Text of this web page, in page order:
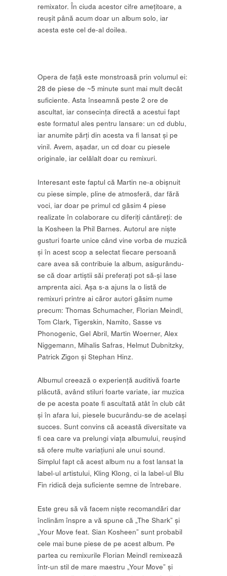
remixator. În ciuda acestor cifre amețitoare, a
reușit până acum doar un album solo, iar
acesta este cel de-al doilea.
Opera de față este monstroasă prin volumul ei:
28 de piese de ~5 minute sunt mai mult decât
suficiente. Asta înseamnă peste 2 ore de
ascultat, iar consecința directă a acestui fapt
este formatul ales pentru lansare: un cd dublu,
iar anumite părți din acesta va fi lansat și pe
vinil. Avem, așadar, un cd doar cu piesele
originale, iar celălalt doar cu remixuri.
Interesant este faptul că Martin ne-a obișnuit
cu piese simple, pline de atmosferă, dar fără
voci, iar doar pe primul cd găsim 4 piese
realizate în colaborare cu diferiți cântăreți: de
la Kosheen la Phil Barnes. Autorul are niște
gusturi foarte unice când vine vorba de muzică
și în acest scop a selectat fiecare persoană
care avea să contribuie la album, asigurându-
se că doar artiștii săi preferați pot să-și lase
amprenta aici. Așa s-a ajuns la o listă de
remixuri printre ai căror autori găsim nume
precum: Thomas Schumacher, Florian Meindl,
Tom Clark, Tigerskin, Namito, Sasse vs
Phonogenic, Gel Abril, Martin Woerner, Alex
Niggemann, Mihalis Safras, Helmut Dubnitzky,
Patrick Zigon și Stephan Hinz.
Albumul creează o experiență auditivă foarte
plăcută, având stiluri foarte variate, iar muzica
de pe acesta poate fi ascultată atât în club cât
și în afara lui, piesele bucurându-se de același
succes. Sunt convins că această diversitate va
fi cea care va prelungi viața albumului, reușind
să ofere multe variațiuni ale unui sound.
Simplul fapt că acest album nu a fost lansat la
label-ul artistului, Kling Klong, ci la label-ul Blu
Fin ridică deja suficiente semne de întrebare.
Este greu să vă facem niște recomandări dar
înclinăm înspre a vă spune că „The Shark” și
„Your Move feat. Sian Kosheen” sunt probabil
cele mai bune piese de pe acest album. Pe
partea cu remixurile Florian Meindl remixează
într-un stil de mare maestru „Your Move” și